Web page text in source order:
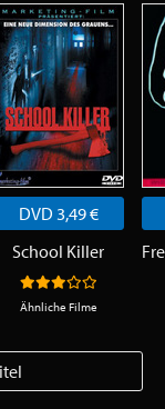
DVD 3,49 €
School Killer
Ähnliche Filme